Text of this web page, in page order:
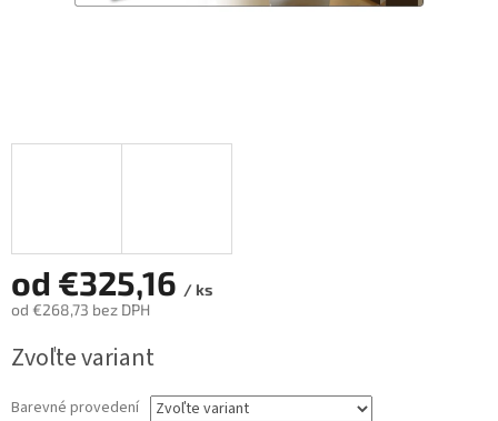
od €325,16 / ks
od €268,73 bez DPH
cena:
Zvoľte variant
Barevné provedení